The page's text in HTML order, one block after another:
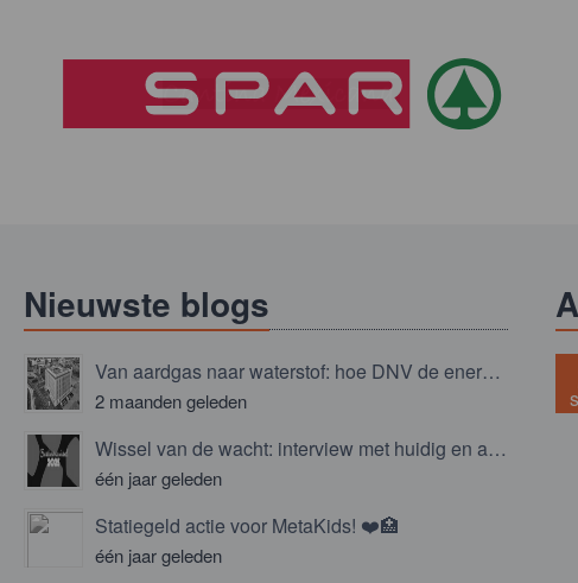
Nieuwste blogs
Van aardgas naar waterstof: hoe DNV de energietransitie niet overlaat aan het toeval
2 maanden geleden
Wissel van de wacht: interview met huidig en aspirant bestuur!
één jaar geleden
Statiegeld actie voor MetaKids! ❤️🏥
één jaar geleden